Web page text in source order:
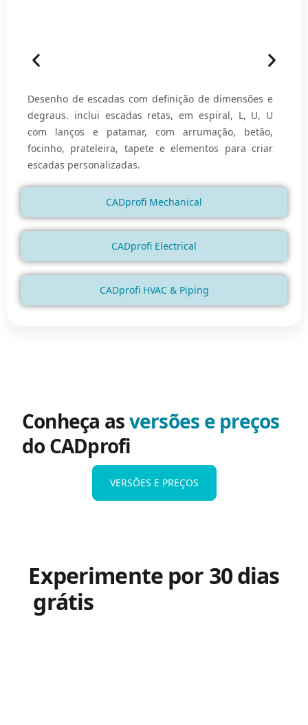
CADprofi Mechanical
CADprofi Electrical
CADprofi HVAC & Piping
Desenho de escadas com definição de dimensões e
degraus. inclui escadas retas, em espiral, L, U, U
com lanços e patamar, com arrumação, betão,
focinho, prateleira, tapete e elementos para criar
escadas personalizadas.
Conheça asversões e preços
do CADprofi
VERSÕES E PREÇOS
Experimente por 30 dias
grátis